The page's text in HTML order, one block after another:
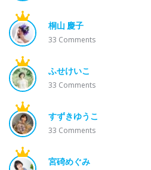
桐山 慶子
33 Comments
ふせけいこ
33 Comments
すずきゆうこ
33 Comments
宮碕めぐみ